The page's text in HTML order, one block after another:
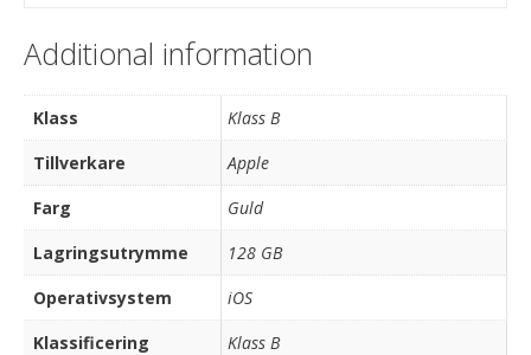
Additional information
Klass
Klass B
Tillverkare
Apple
Farg
Guld
Lagringsutrymme
128 GB
Operativsystem
iOS
Klassificering
Klass B